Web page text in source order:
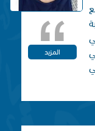
المزيد